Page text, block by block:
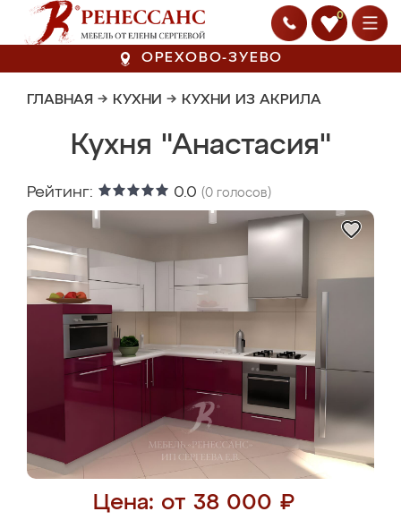
0
ОРЕХОВО-ЗУЕВО
ГЛАВНАЯ → КУХНИ → КУХНИ ИЗ АКРИЛА
Кухня "Анастасия"
Рейтинг: 0.0 (0 голосов)
Цена: от 38 000 ₽